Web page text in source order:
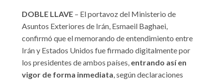
DOBLE LLAVE – El portavoz del Ministerio de
Asuntos Exteriores de Irán, Esmaeil Baghaei,
confirmó que el memorando de entendimiento entre
Irán y Estados Unidos fue firmado digitalmente por
los presidentes de ambos países, entrando así en
vigor de forma inmediata, según declaraciones